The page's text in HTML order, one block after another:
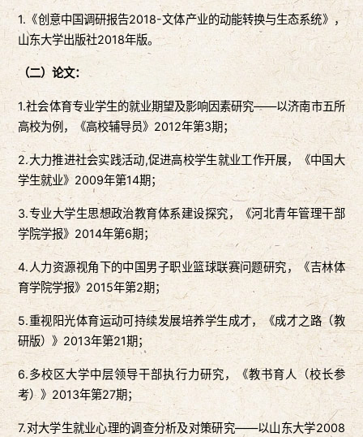
1.《创意中国调研报告2018-文体产业的动能转换与生态系统》，
山东大学出版社2018年版。
（二）论文：
1.社会体育专业学生的就业期望及影响因素研究——以济南市五所
高校为例，《高校辅导员》2012年第3期；
2.大力推进社会实践活动,促进高校学生就业工作开展，《中国大
学生就业》2009年第14期；
3.专业大学生思想政治教育体系建设探究，《河北青年管理干部
学院学报》2014年第6期；
4.人力资源视角下的中国男子职业篮球联赛问题研究，《吉林体
育学院学报》2015年第2期；
5.重视阳光体育运动可持续发展培养学生成才，《成才之路（教
研版）》2013年第21期；
6.多校区大学中层领导干部执行力研究，《教书育人（校长参
考）》2013年第27期；
7.对大学生就业心理的调查分析及对策研究——以山东大学2008